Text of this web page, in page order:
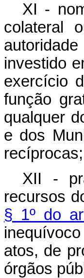
XI -
colateral
investido
exercício
função
qualquer
e dos
XII -
recursos
§ 1º do
atos, de
órgãos